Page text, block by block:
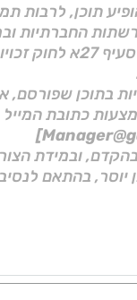
תוכן, לרבות
החברתיות
בהתאם להוראות סעיף 27א
בתוכן שפורסם,
כתובת המייל
ובמידת
יוסר, בהתאם